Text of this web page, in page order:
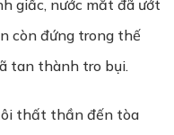
giấc, nước mắt đã ướt
còn đứng trong thế
tan thành tro bụi.
thất thần đến tòa